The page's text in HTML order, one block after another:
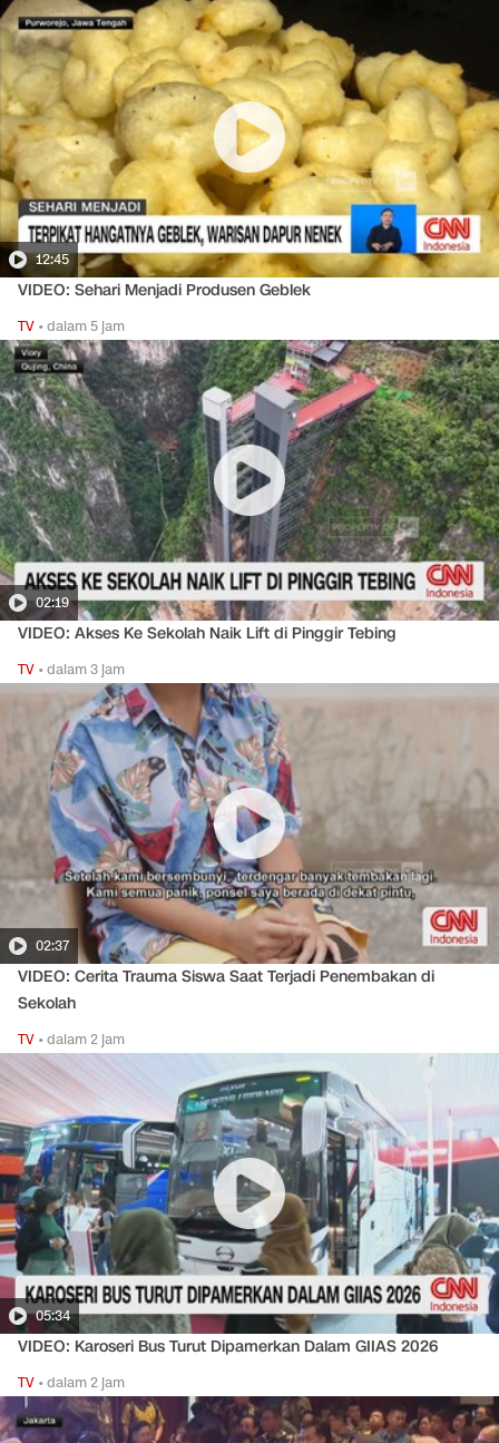
12:45
VIDEO: Sehari Menjadi Produsen Geblek
TV •dalam 5 jam
02:19
VIDEO: Akses Ke Sekolah Naik Lift di Pinggir Tebing
TV •dalam 3 jam
02:37
VIDEO: Cerita Trauma Siswa Saat Terjadi Penembakan di
Sekolah
TV •dalam 2 jam
05:34
VIDEO: Karoseri Bus Turut Dipamerkan Dalam GIIAS 2026
TV •dalam 2 jam